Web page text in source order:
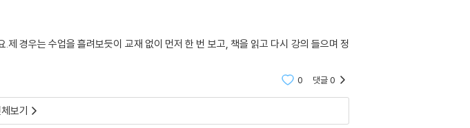
경우는 수업을 흘려보듯이 교재 없이 먼저 한 번 보고, 책을 읽고 다시 강의 들으며 정
0 댓글0
보기